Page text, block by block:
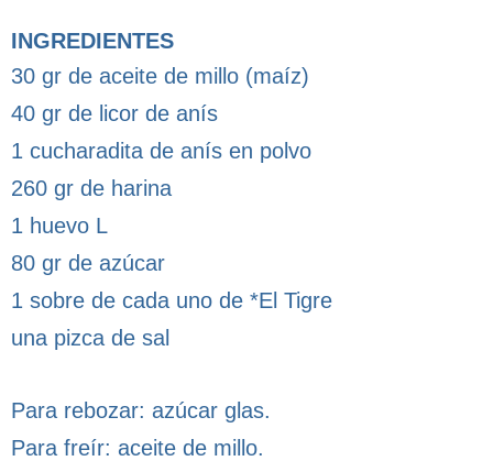
INGREDIENTES
30 gr de aceite de millo (maíz)
40 gr de licor de anís
1 cucharadita de anís en polvo
260 gr de harina
1 huevo L
80 gr de azúcar
1 sobre de cada uno de *El Tigre
una pizca de sal
Para rebozar: azúcar glas.
Para freír: aceite de millo.